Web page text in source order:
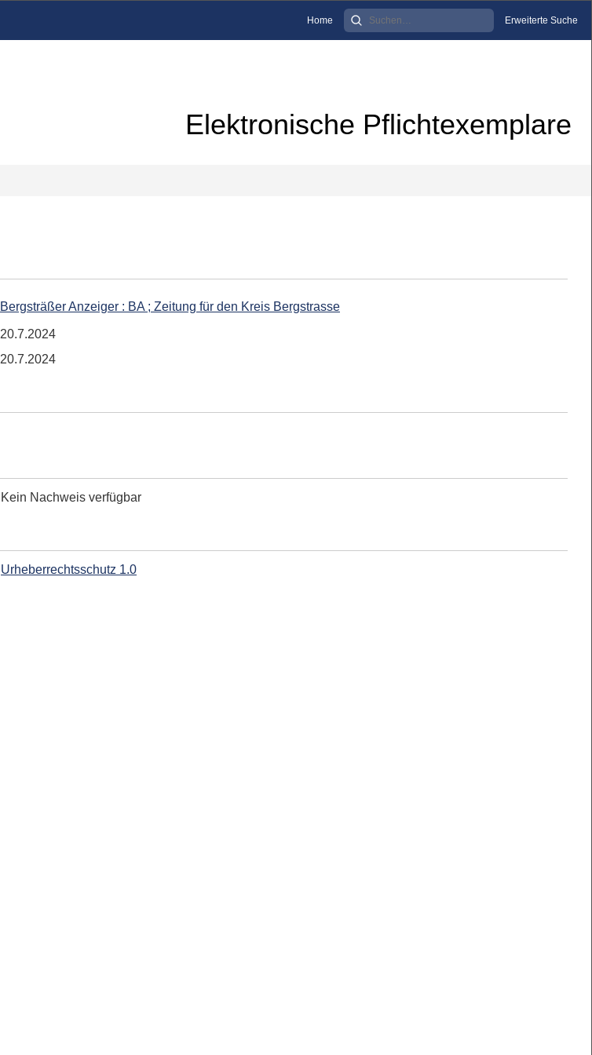
Home Erweiterte Suche
Elektronische Pflichtexemplare
Bergsträßer Anzeiger : BA ; Zeitung für den Kreis Bergstrasse
20.7.2024
20.7.2024
Kein Nachweis verfügbar
Urheberrechtsschutz 1.0